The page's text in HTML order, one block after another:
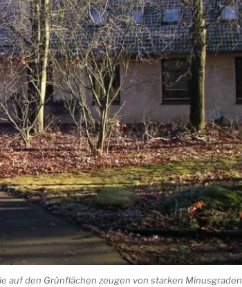
auf den Grünflächen zeugen von starken Minusgraden